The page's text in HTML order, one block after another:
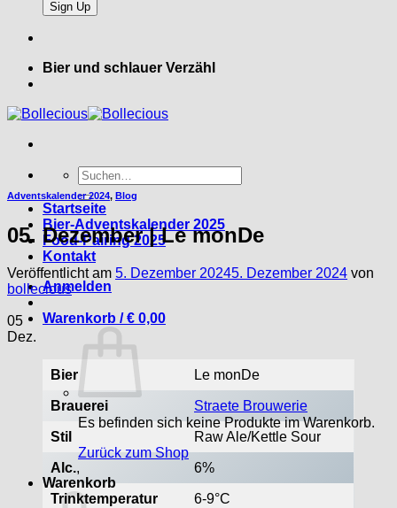
Bier und schlauer Verzähl
Suche
nach:
Startseite
Bier-Adventskalender 2025
Food-Pairing 2025
Kontakt
Anmelden
Warenkorb /€ 0,00
Es befinden sich keine Produkte im Warenkorb.
Zurück zum Shop
Warenkorb
Adventskalender 2024, Blog
05. Dezember | Le monDe
Veröffentlicht am 5. Dezember 20245. Dezember 2024 von
bollecious
05
Dez.
Bier Le monDe
Brauerei Straete Brouwerie
Stil Raw Ale/Kettle Sour
Alc., 6%
Trinktemperatur 6-9°C